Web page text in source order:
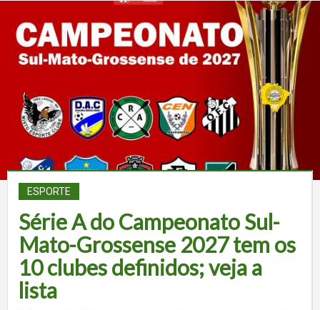
ESPORTE
Série A do Campeonato Sul-
Mato-Grossense 2027 tem os
10 clubes definidos; veja a
lista